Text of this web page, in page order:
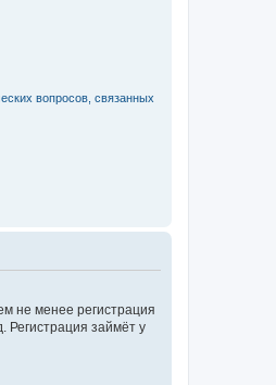
вопросов, связанных
не менее регистрация
Регистрация займёт у